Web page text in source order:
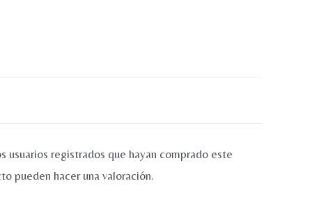
usuarios registrados que hayan comprado este
pueden hacer una valoración.